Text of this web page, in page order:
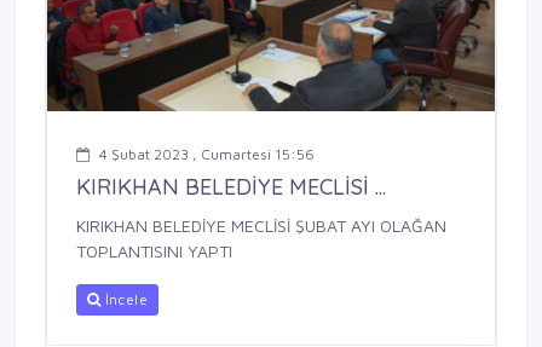
4 Şubat 2023 , Cumartesi 15:56
KIRIKHAN BELEDİYE MECLİSİ ...
KIRIKHAN BELEDİYE MECLİSİ ŞUBAT AYI OLAĞAN
TOPLANTISINI YAPTI
İncele